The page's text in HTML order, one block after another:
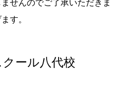
せんのでご了承いただきま
す。
ール八代校